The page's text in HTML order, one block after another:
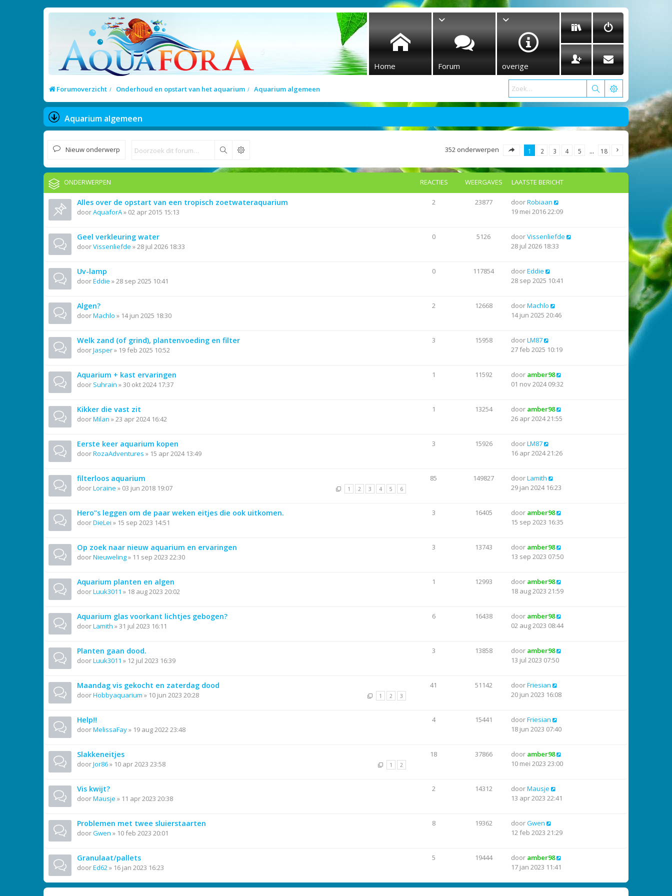
Home Forum overige
Forumoverzicht Onderhoud en opstart van het aquarium Aquarium algemeen
Aquarium algemeen
Nieuw onderwerp Zoek 352 onderwerpen 1 2 3 4 5 … 18
ONDERWERPEN REACTIES WEERGAVES LAATSTE BERICHT
Alles over de opstart van een tropisch zoetwateraquarium
doorAquaforA» 02 apr 2015 15:13
2 23877 doorRobiaan
19 mei 2016 22:09
Geel verkleuring water
doorVissenliefde »28 jul 2026 18:33
0 5126 doorVissenliefde
28 jul 2026 18:33
Uv-lamp
doorEddie »28 sep 2025 10:41
0 117854 doorEddie
28 sep 2025 10:41
Algen?
doorMachlo » 14 jun 2025 18:30
2 12668 doorMachlo
14 jun 2025 20:46
Welk zand (of grind), plantenvoeding en filter
doorJasper» 19 feb 2025 10:52
3 15958 doorLM87
27 feb 2025 10:19
Aquarium + kast ervaringen
door Suhrain »30 okt 2024 17:37
1 11592 door amber98
01 nov 2024 09:32
Kikker die vast zit
doorMilan »23 apr 2024 16:42
1 13254 door amber98
26 apr 2024 21:55
Eerste keer aquarium kopen
doorRozaAdventures » 15 apr 2024 13:49
3 15926 doorLM87
16 apr 2024 21:26
filterloos aquarium
doorLoraine » 03 jun 2018 19:07 1 2 3 4 5 6
85 149827 doorLamith
29 jan 2024 16:23
Hero”s leggen om de paar weken eitjes die ook uitkomen.
doorDieLei » 15 sep 2023 14:51
3 16405 door amber98
15 sep 2023 16:35
Op zoek naar nieuw aquarium en ervaringen
doorNieuweling» 11 sep 2023 22:30
3 13743 door amber98
13 sep 2023 07:50
Aquarium planten en algen
doorLuuk3011 » 18 aug 2023 20:02
1 12993 door amber98
18 aug 2023 21:59
Aquarium glas voorkant lichtjes gebogen?
doorLamith »31 jul 2023 16:11
6 16438 door amber98
02 aug 2023 08:44
Planten gaan dood.
doorLuuk3011 » 12 jul 2023 16:39
3 13858 door amber98
13 jul 2023 07:50
Maandag vis gekocht en zaterdag dood
doorHobbyaquarium » 10 jun 2023 20:28 1 2 3
41 51142 doorFriesian
20 jun 2023 16:08
Help!!
doorMelissaFay» 19 aug 2022 23:48
4 15441 doorFriesian
18 jun 2023 07:40
Slakkeneitjes
doorJor86» 10 apr 2023 23:58 1 2
18 37866 door amber98
10 mei 2023 23:00
Vis kwijt?
doorMausje » 11 apr 2023 20:38
2 14312 doorMausje
13 apr 2023 22:41
Problemen met twee sluierstaarten
doorGwen » 10 feb 2023 20:01
8 19362 doorGwen
12 feb 2023 21:29
Granulaat/pallets
doorEd62» 16 jan 2023 16:23
5 19444 door amber98
17 jan 2023 11:41